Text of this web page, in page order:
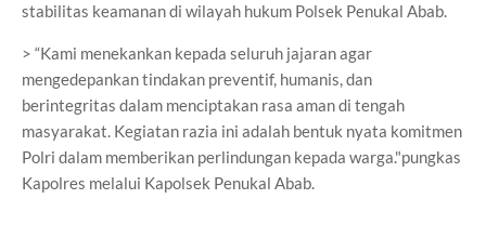
stabilitas keamanan di wilayah hukum Polsek Penukal Abab.
> “Kami menekankan kepada seluruh jajaran agar
mengedepankan tindakan preventif, humanis, dan
berintegritas dalam menciptakan rasa aman di tengah
masyarakat. Kegiatan razia ini adalah bentuk nyata komitmen
Polri dalam memberikan perlindungan kepada warga."pungkas
Kapolres melalui Kapolsek Penukal Abab.